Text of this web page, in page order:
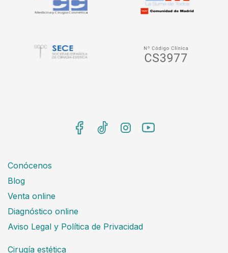
Conócenos
Blog
Venta online
Diagnóstico online
Aviso Legal y Política de Privacidad
Cirugía estética